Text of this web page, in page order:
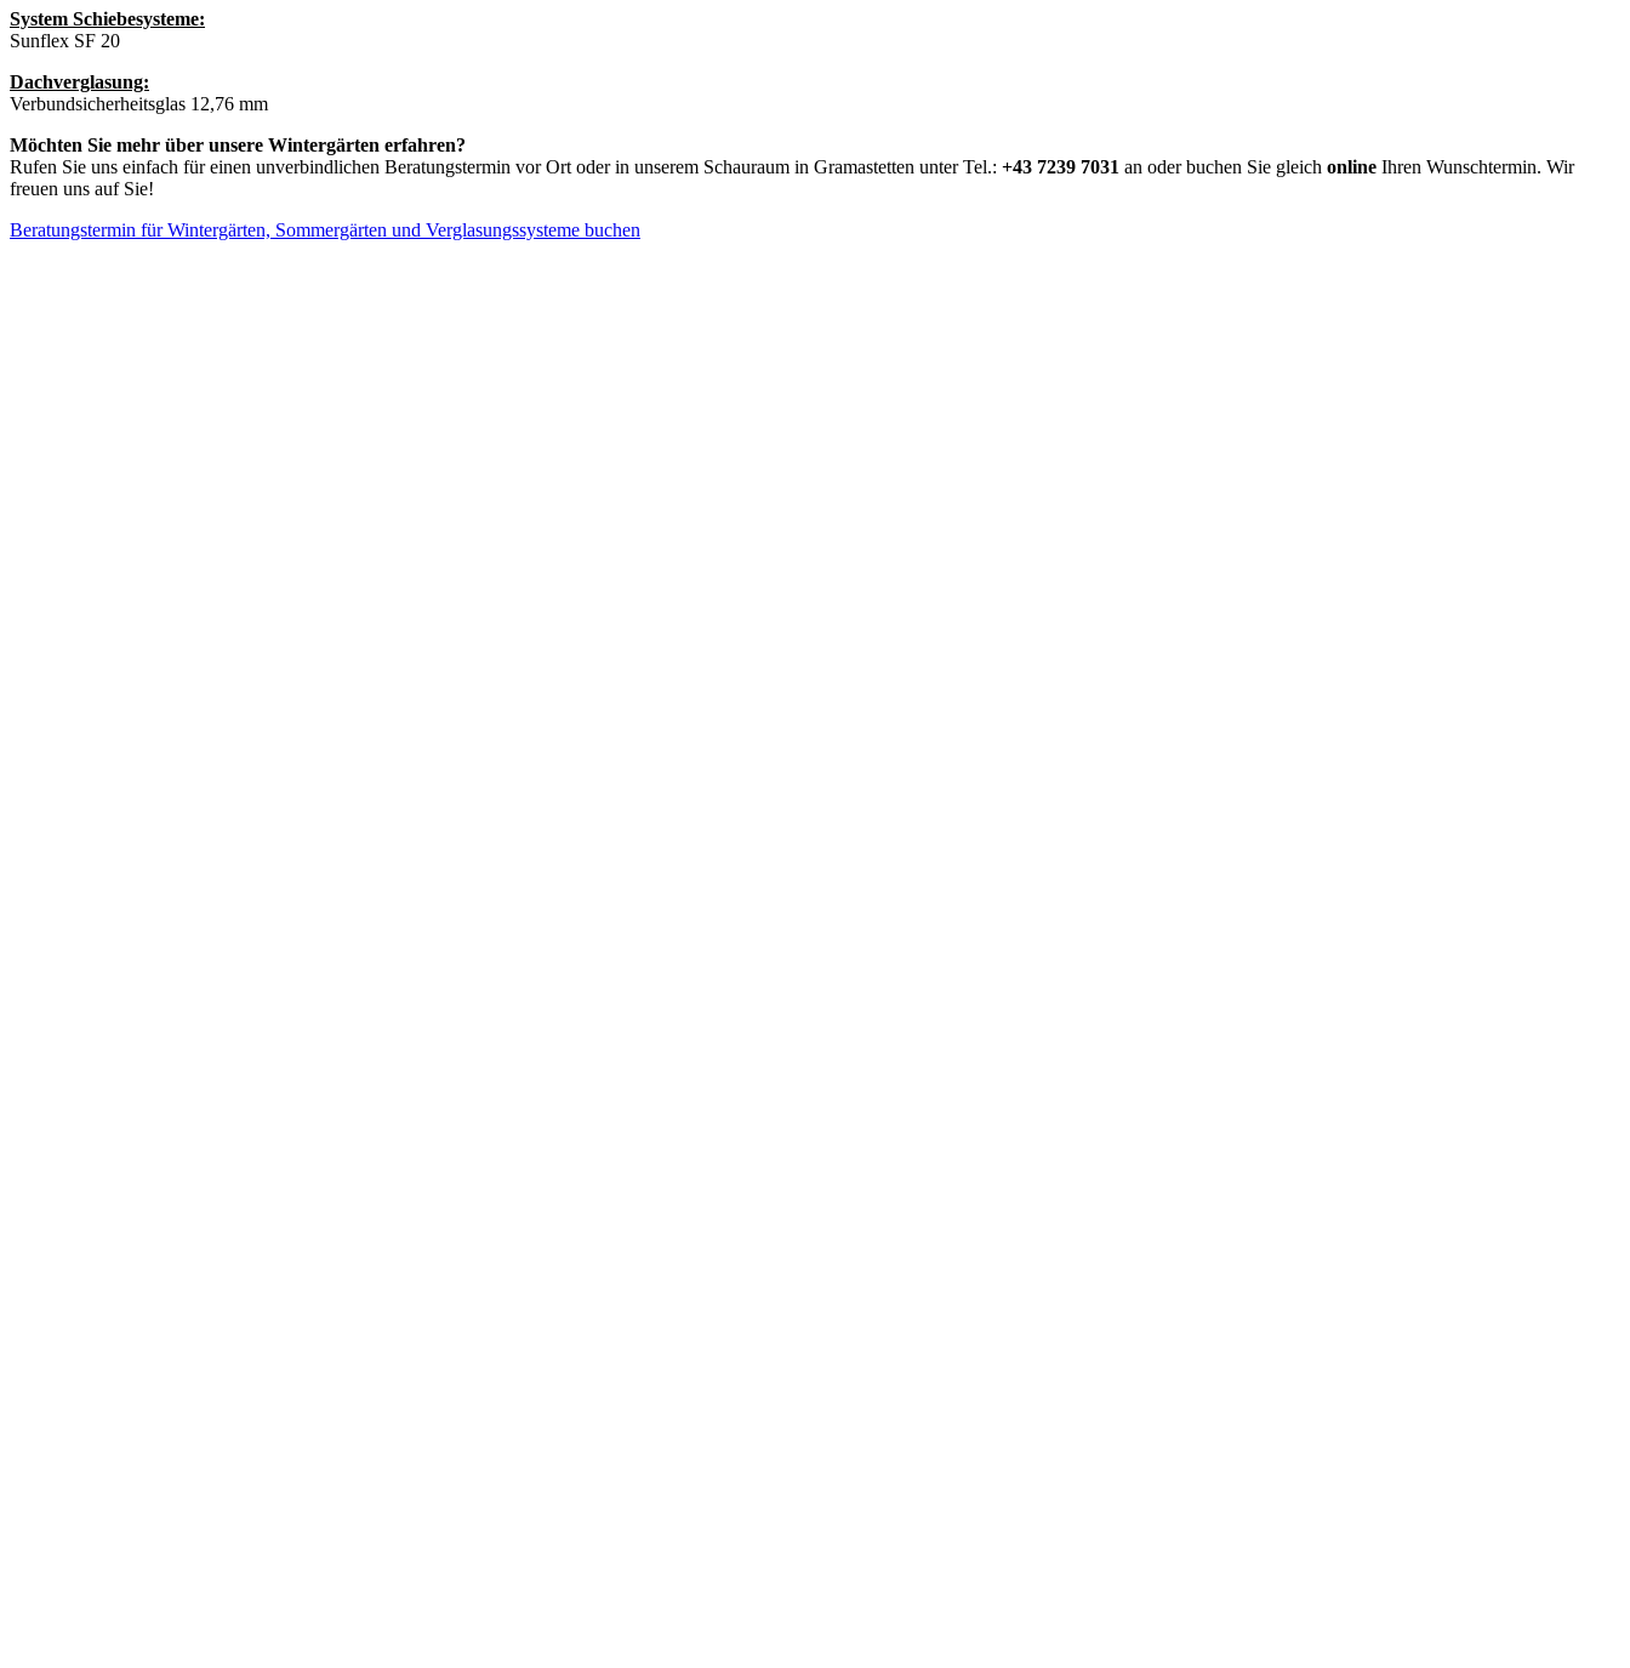
System Schiebesysteme:
Sunflex SF 20
Dachverglasung:
Verbundsicherheitsglas 12,76 mm
Möchten Sie mehr über unsere Wintergärten erfahren?
Rufen Sie uns einfach für einen unverbindlichen Beratungstermin vor Ort oder in unserem Schauraum in Gramastetten unter Tel.: +43 7239 7031 an oder buchen Sie gleich online Ihren Wunschtermin. Wir
freuen uns auf Sie!
Beratungstermin für Wintergärten, Sommergärten und Verglasungssysteme buchen